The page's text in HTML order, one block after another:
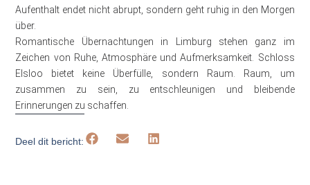
Aufenthalt endet nicht abrupt, sondern geht ruhig in den Morgen
über.
Romantische Übernachtungen in Limburg stehen ganz im
Zeichen von Ruhe, Atmosphäre und Aufmerksamkeit. Schloss
Elsloo bietet keine Überfülle, sondern Raum. Raum, um
zusammen zu sein, zu entschleunigen und bleibende
Erinnerungen zu schaffen.
Deel dit bericht: